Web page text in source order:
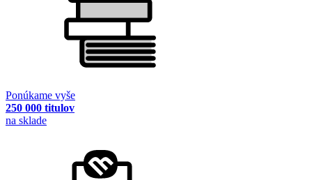
Ponúkame vyše
250 000 titulov
na sklade